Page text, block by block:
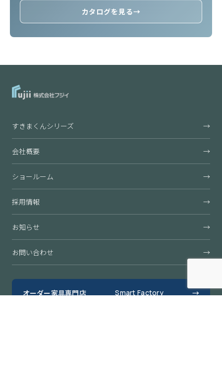
カタログを見る→
すきまくんシリーズ →
会社概要 →
ショールーム →
採用情報 →
お知らせ →
お問い合わせ →
オーダー家具専門店 Smart Factory →